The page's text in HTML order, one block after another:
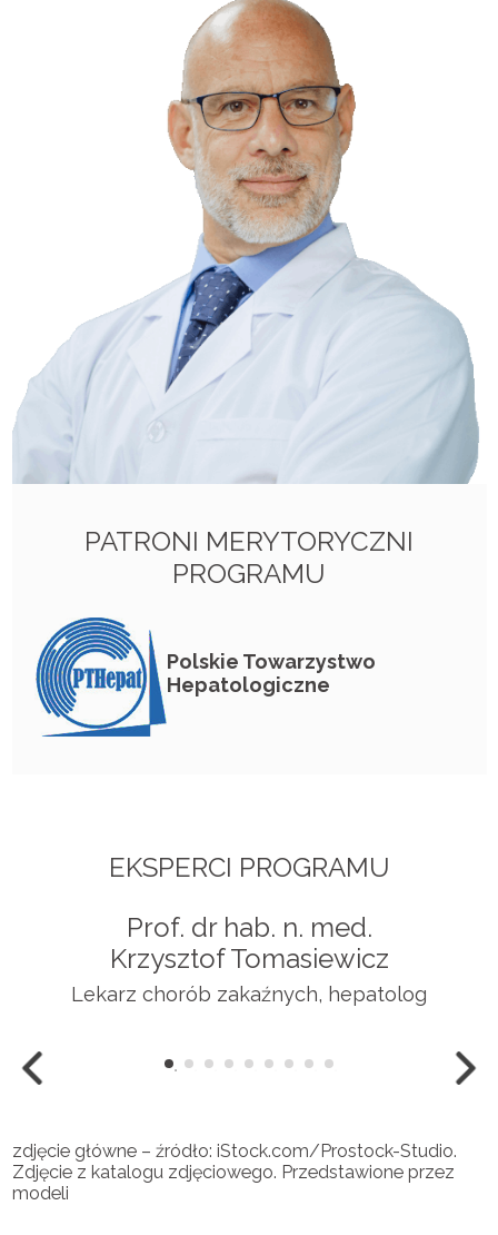
Strona główna
O wątrobie
Styl życia profilaktyka
Sprawdź wątrobę
PATRONI MERYTORYCZNI
PROGRAMU
Polskie Towarzystwo
Hepatologiczne
EKSPERCI PROGRAMU
Prof. dr hab. n. med.
Krzysztof Tomasiewicz
Lekarz chorób zakaźnych, hepatolog
zdjęcie główne – źródło: iStock.com/Prostock-Studio.
Zdjęcie z katalogu zdjęciowego. Przedstawione przez
modeli